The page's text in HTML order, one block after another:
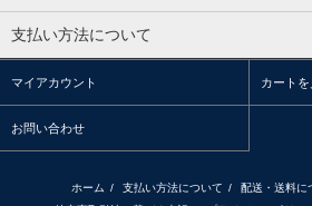
支払い方法について
マイアカウント カートを
お問い合わせ
ホーム / 支払い方法について / 配送・送料に